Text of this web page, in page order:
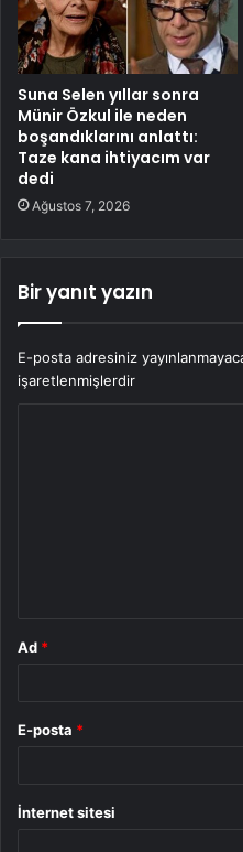
Suna Selen yıllar sonra
Münir Özkul ile neden
boşandıklarını anlattı:
Taze kana ihtiyacım var
dedi
Ağustos 7, 2026
Bir yanıt yazın
E-posta adresiniz
işaretlenmişlerdir
Ad *
E-posta *
İnternet sitesi